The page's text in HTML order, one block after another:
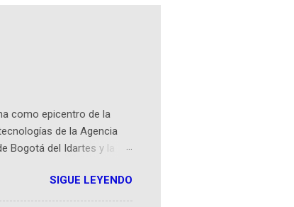
como epicentro de la
de la Agencia
Bogotá del Idartes y la
mundial que opera en
como satélites y
SIGUE LEYENDO